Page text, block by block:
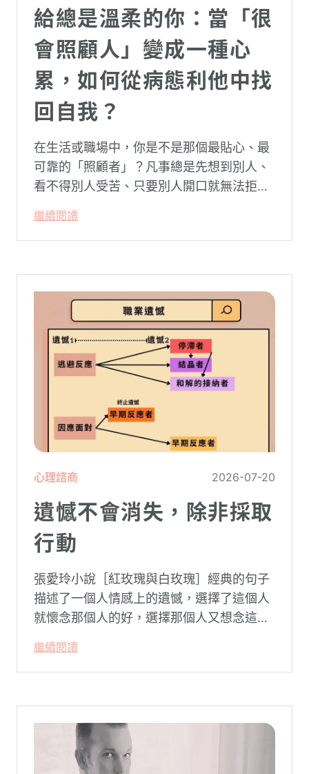
給總是溫柔的你：當「很
會照顧人」變成一種心
累，如何從病態利他中找
回自我？
在生活或職場中，你是不是那個最貼心、最
可靠的「照顧者」？凡事總是先想到別人、
看不得別人受苦、只要別人開口就無法拒
常在夜深人靜時讓你感到莫名的心累與空
虛。
繼續閱讀
心理諮商 2026-07-20
遺憾不會消失，除非採取
行動
張愛玲小說［紅玫瑰與白玫瑰］經典的句子
描述了一個人情感上的遺憾，選擇了這個人
就懷念那個人的好，選擇那個人又想念這個
繼續閱讀